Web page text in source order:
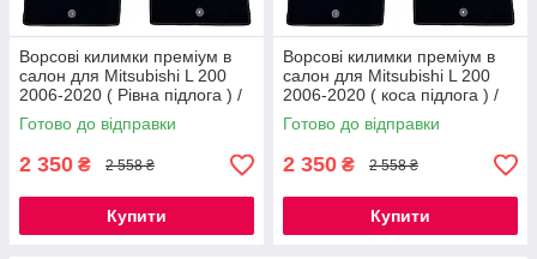
Ворсові килимки преміум в
салон для Mitsubishi L 200
2006-2020 ( Рівна підлога ) /
Мітсубісі Л200 рівна підлога
килимки
Готово до відправки
2 350 ₴ 2 558 ₴
Купити
Ворсові килимки преміум в
салон для Mitsubishi L 200
2006-2020 ( коса підлога ) /
Мітсубісі Л200 коса підлога
килимки
Готово до відправки
2 350 ₴ 2 558 ₴
Купити